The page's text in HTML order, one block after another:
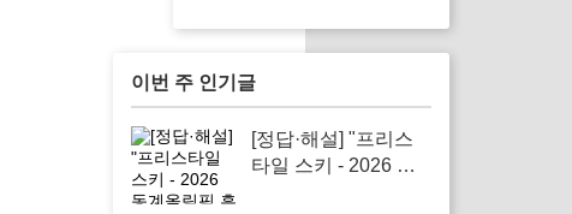
이번 주 인기글
[정답·해설] "프리스
타일 스키 - 2026 동